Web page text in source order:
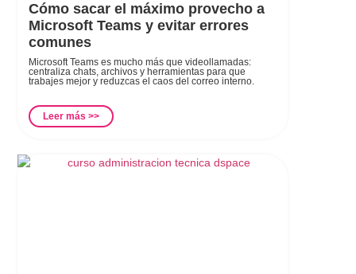
Cómo sacar el máximo provecho a
Microsoft Teams y evitar errores
comunes
Microsoft Teams es mucho más que videollamadas:
centraliza chats, archivos y herramientas para que
trabajes mejor y reduzcas el caos del correo interno.
Leer más >>